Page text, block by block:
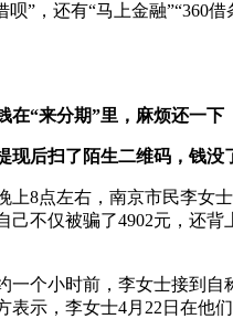
呗”，还有“马上金融”“360借
“来分期”里，麻烦还一下
后扫了陌生二维码，钱没
8点左右，南京市民李女士
己不仅被骗了4902元，还背
个小时前，李女士接到自
表示，李女士4月22日在他